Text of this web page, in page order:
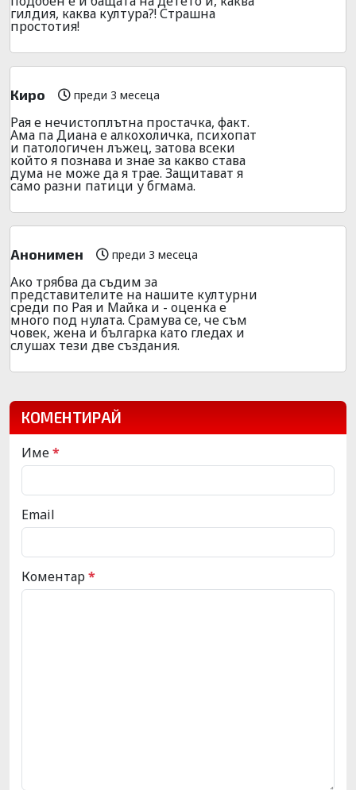
гилдия, каква култура?! Страшна
простотия!
Киро преди 3 месеца
Рая е нечистоплътна простачка, факт.
Ама па Диана е алкохоличка, психопат
и патологичен лъжец, затова всеки
който я познава и знае за какво става
дума не може да я трае. Защитават я
само разни патици у бгмама.
Анонимен преди 3 месеца
Ако трябва да съдим за
представителите на нашите културни
среди по Рая и Майка и - оценка е
много под нулата. Срамува се, че съм
човек, жена и българка като гледах и
слушах тези две създания.
КОМЕНТИРАЙ
Име*
Email
Коментар*